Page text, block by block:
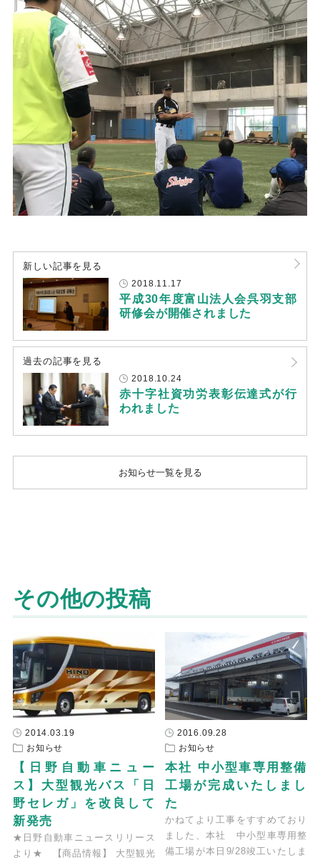
新しい記事を見る
2018.11.17
平成30年度富山法人会呉羽支部
研修会が開催されました
過去の記事を見る
2018.10.24
赤十字社資功労表彰伝達式が行
われました
お知らせ一覧を見る
その他の投稿
2014.03.19
お知らせ
【日野自動車ニュー
ス】大型観光バス「日
野セレガ」を改良して
新発売
★日野自動車ニュースリリース
より★ 【商品情報】 大型観光
2016.09.28
お知らせ
本社 中小型車専用整備
工場が完成いたしまし
た
かねてより工事をすすめており
ました、本社 中小型車専用整
備工場が本日9/28竣工いたしま